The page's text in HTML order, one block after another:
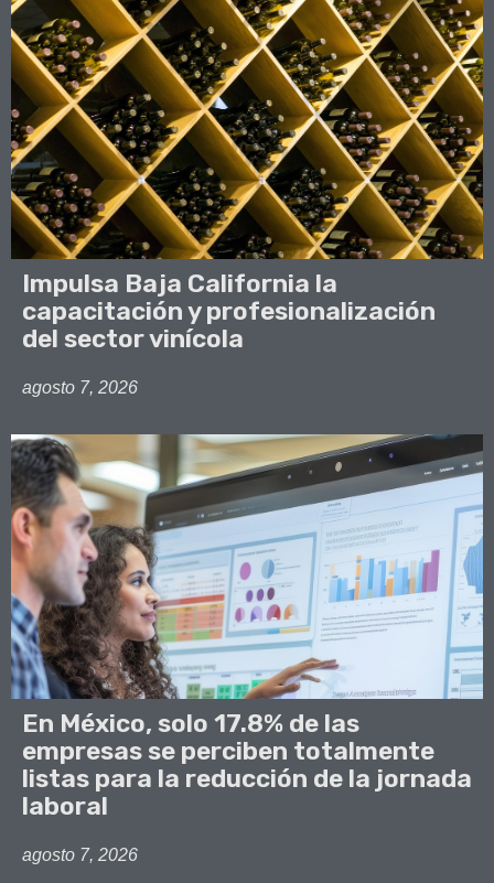
Impulsa Baja California la
capacitación y profesionalización
del sector vinícola
agosto 7, 2026
En México, solo 17.8% de las
empresas se perciben totalmente
listas para la reducción de la jornada
laboral
agosto 7, 2026